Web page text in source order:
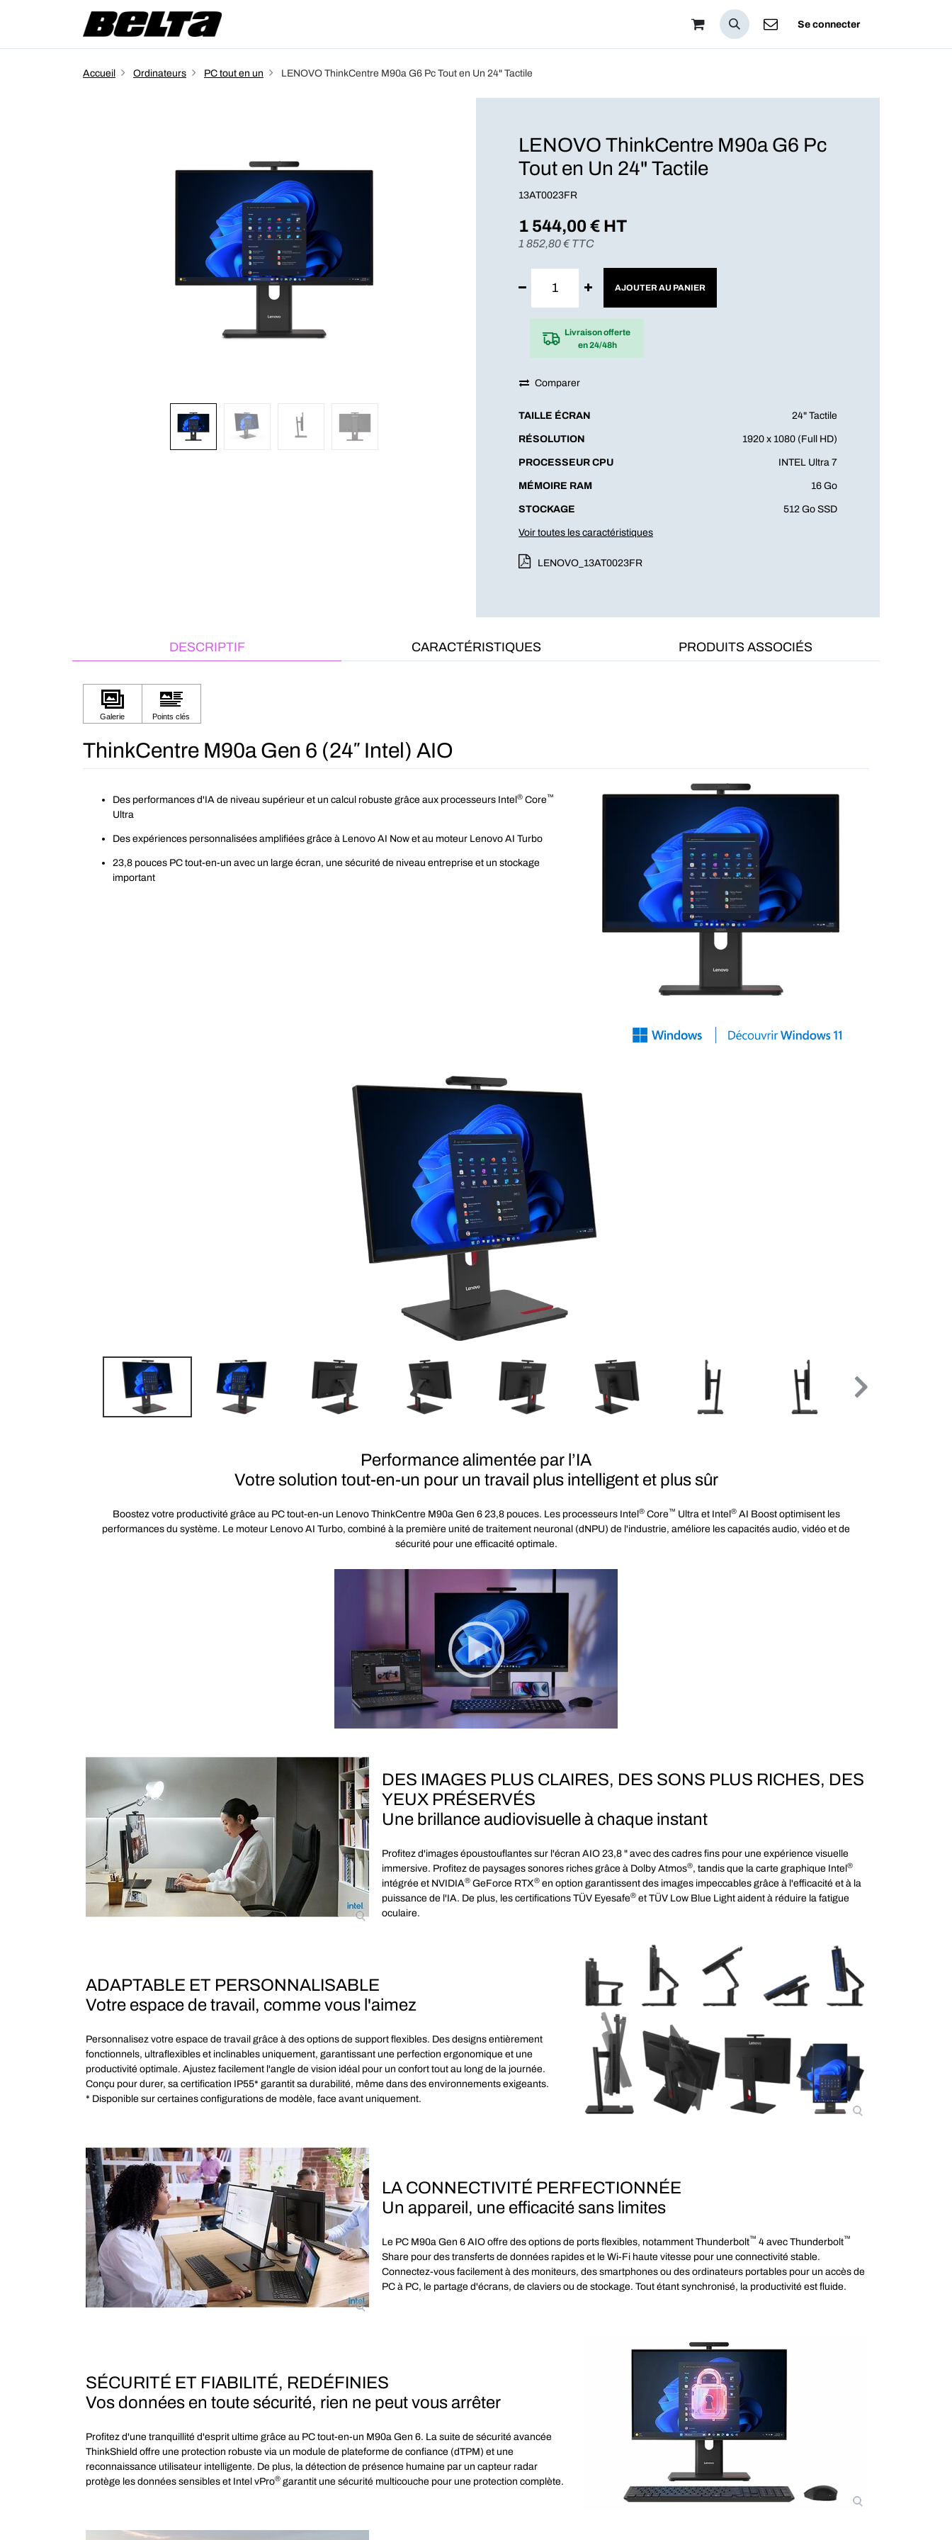
Se connecter
Accueil Ordinateurs PC tout en un LENOVO ThinkCentre M90a G6 Pc Tout en Un 24" Tactile
LENOVO ThinkCentre M90a G6 Pc
Tout en Un 24" Tactile
13AT0023FR
1 544,00€ HT
1 852,80€ TTC
AJOUTER AU PANIER
Livraison offerte
en 24/48h
Comparer
TAILLE ÉCRAN 24" Tactile
RÉSOLUTION 1920 x 1080 (Full HD)
PROCESSEUR CPU INTEL Ultra 7
MÉMOIRE RAM 16 Go
STOCKAGE 512 Go SSD
Voir toutes les caractéristiques
LENOVO_13AT0023FR
DESCRIPTIF CARACTÉRISTIQUES PRODUITS ASSOCIÉS
ThinkCentre M90a Gen 6 (24″ Intel) AIO
Des performances d'IA de niveau supérieur et un calcul robuste grâce aux processeurs Intel ® Core™
Ultra
Des expériences personnalisées amplifiées grâce à Lenovo AI Now et au moteur Lenovo AI Turbo
23,8 pouces PC tout-en-un avec un large écran, une sécurité de niveau entreprise et un stockage
important
Performance alimentée par l’IA
Votre solution tout-en-un pour un travail plus intelligent et plus sûr
Boostez votre productivité grâce au PC tout-en-un Lenovo ThinkCentre M90a Gen 6 23,8 pouces. Les processeurs Intel ®Core™ Ultra et Intel ®AI Boost optimisent les
performances du système. Le moteur Lenovo AI Turbo, combiné à la première unité de traitement neuronal (dNPU) de l'industrie, améliore les capacités audio, vidéo et de
sécurité pour une efficacité optimale.
Video Player
00:00|01:42
DES IMAGES PLUS CLAIRES, DES SONS PLUS RICHES, DES
YEUX PRÉSERVÉS
Une brillance audiovisuelle à chaque instant
Profitez d'images époustouflantes sur l'écran AIO 23,8 " avec des cadres fins pour une expérience visuelle
immersive. Profitez de paysages sonores riches grâce à Dolby Atmos®, tandis que la carte graphique Intel®
intégrée et NVIDIA® GeForce RTX® en option garantissent des images impeccables grâce à l'efficacité et à la
puissance de l'IA. De plus, les certifications TÜV Eyesafe® et TÜV Low Blue Light aident à réduire la fatigue
oculaire.
ADAPTABLE ET PERSONNALISABLE
Votre espace de travail, comme vous l'aimez
Personnalisez votre espace de travail grâce à des options de support flexibles. Des designs entièrement
fonctionnels, ultraflexibles et inclinables uniquement, garantissant une perfection ergonomique et une
productivité optimale. Ajustez facilement l'angle de vision idéal pour un confort tout au long de la journée.
Conçu pour durer, sa certification IP55* garantit sa durabilité, même dans des environnements exigeants.
* Disponible sur certaines configurations de modèle, face avant uniquement.
LA CONNECTIVITÉ PERFECTIONNÉE
Un appareil, une efficacité sans limites
Le PC M90a Gen 6 AIO offre des options de ports flexibles, notamment Thunderbolt™ 4 avec Thunderbolt™
Share pour des transferts de données rapides et le Wi-Fi haute vitesse pour une connectivité stable.
Connectez-vous facilement à des moniteurs, des smartphones ou des ordinateurs portables pour un accès de
PC à PC, le partage d'écrans, de claviers ou de stockage. Tout étant synchronisé, la productivité est fluide.
SÉCURITÉ ET FIABILITÉ, REDÉFINIES
Vos données en toute sécurité, rien ne peut vous arrêter
Profitez d'une tranquillité d'esprit ultime grâce au PC tout-en-un M90a Gen 6. La suite de sécurité avancée
ThinkShield offre une protection robuste via un module de plateforme de confiance (dTPM) et une
reconnaissance utilisateur intelligente. De plus, la détection de présence humaine par un capteur radar
protège les données sensibles et Intel vPro® garantit une sécurité multicouche pour une protection complète.